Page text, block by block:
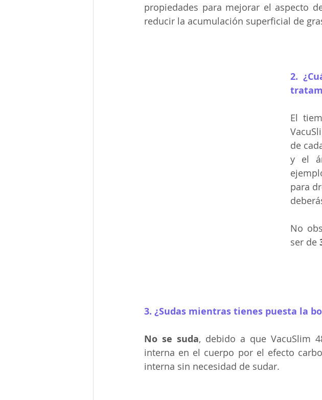
propiedades para mejorar el aspecto
reducir la acumulación superficial de
2.
El
de
y el
para
No
ser de
3. ¿Sudas mientras tienes puesta la
No se suda, debido a que VacuSlim
interna en el cuerpo por el efecto
interna sin necesidad de sudar.